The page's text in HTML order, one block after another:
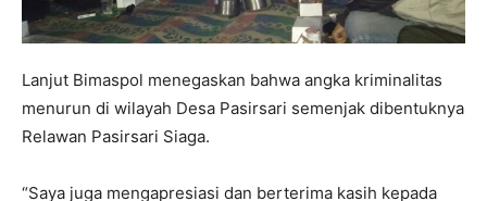
Lanjut Bimaspol menegaskan bahwa angka kriminalitas
menurun di wilayah Desa Pasirsari semenjak dibentuknya
Relawan Pasirsari Siaga.
“Saya juga mengapresiasi dan berterima kasih kepada